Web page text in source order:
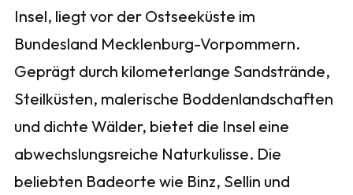
Insel, liegt vor der Ostseeküste im
Bundesland Mecklenburg-Vorpommern.
Geprägt durch kilometerlange Sandstrände,
Steilküsten, malerische Boddenlandschaften
und dichte Wälder, bietet die Insel eine
abwechslungsreiche Naturkulisse. Die
beliebten Badeorte wie Binz, Sellin und